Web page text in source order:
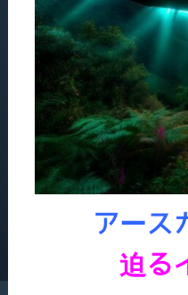
アース
迫る